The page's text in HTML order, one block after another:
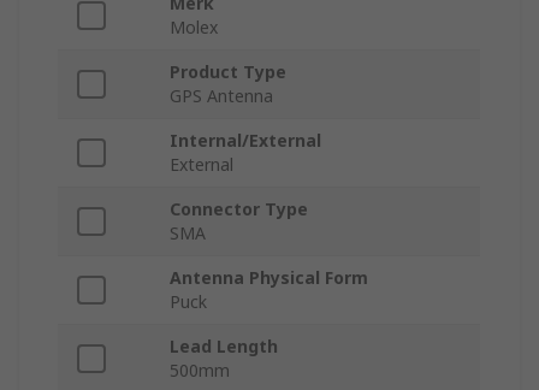
Molex
Product Type
GPS Antenna
Internal/External
External
Connector Type
SMA
Antenna Physical Form
Puck
Lead Length
500mm